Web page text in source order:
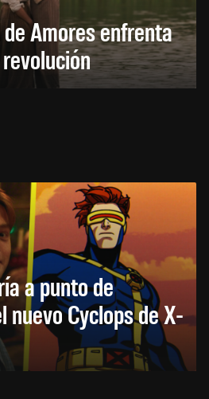
Amores enfrenta
a punto de
nuevo Cyclops de X-